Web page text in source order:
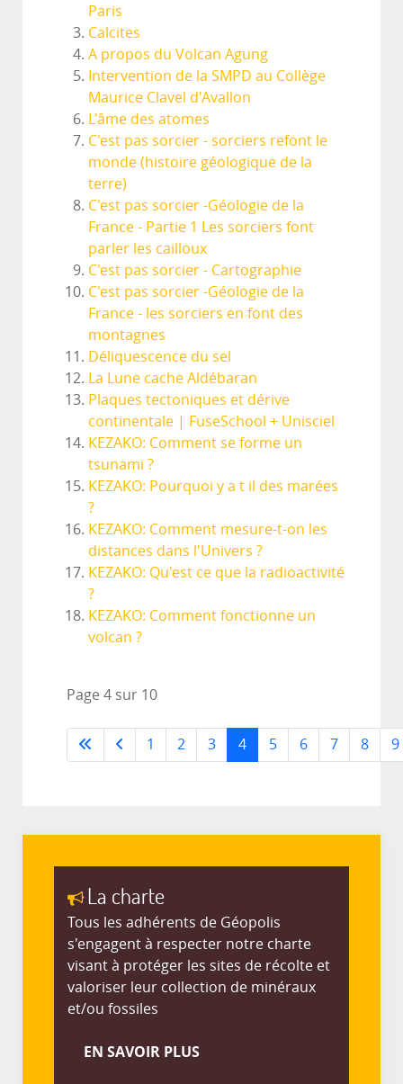
Paris
Calcites
A propos du Volcan Agung
Intervention de la SMPD au Collège
Maurice Clavel d'Avallon
L'âme des atomes
C'est pas sorcier - sorciers refont le
monde (histoire géologique de la
terre)
C'est pas sorcier -Géologie de la
France - Partie 1 Les sorciers font
parler les cailloux
C'est pas sorcier - Cartographie
C'est pas sorcier -Géologie de la
France - les sorciers en font des
montagnes
Déliquescence du sel
La Lune cache Aldébaran
Plaques tectoniques et dérive
continentale | FuseSchool + Unisciel
KEZAKO: Comment se forme un
tsunami ?
KEZAKO: Pourquoi y a t il des marées
?
KEZAKO: Comment mesure-t-on les
distances dans l'Univers ?
KEZAKO: Qu'est ce que la radioactivité
?
KEZAKO: Comment fonctionne un
volcan ?
Page 4 sur 10
1 2 3 4 5 6 7 8 9
La charte
Tous les adhérents de Géopolis
s'engagent à respecter notre charte
visant à protéger les sites de récolte et
valoriser leur collection de minéraux
et/ou fossiles
EN SAVOIR PLUS